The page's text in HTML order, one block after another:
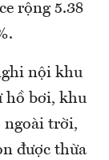
rộng 5.38
nội khu
hồ bơi, khu
ngoài trời,
được thừa